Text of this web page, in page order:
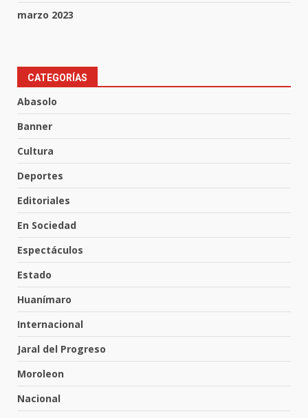
marzo 2023
CATEGORÍAS
Abasolo
Banner
Cultura
Deportes
Editoriales
En Sociedad
Espectáculos
Estado
Huanímaro
Internacional
Jaral del Progreso
Moroleon
Nacional
3
4
Valle de Santiago refuerza
6 de agosto de 2026
6
El Pbro. Mario Alberto Pérez
asume la administración de la
parroquia de Guarapo
FISCALÍA GENERAL DEL ESTADO